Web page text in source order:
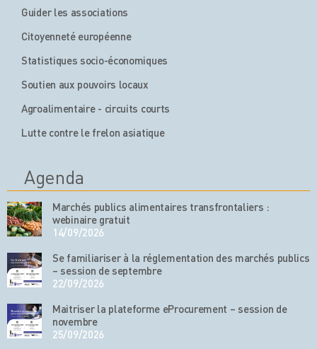
Guider les associations
Citoyenneté européenne
Statistiques socio-économiques
Soutien aux pouvoirs locaux
Agroalimentaire - circuits courts
Lutte contre le frelon asiatique
Agenda
Marchés publics alimentaires transfrontaliers :
webinaire gratuit
14/09/2026
Se familiariser à la réglementation des marchés publics
– session de septembre
22/09/2026
Maitriser la plateforme eProcurement – session de
novembre
25/09/2026